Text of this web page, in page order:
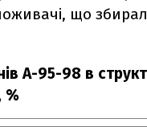
що
А-95-98 в
%